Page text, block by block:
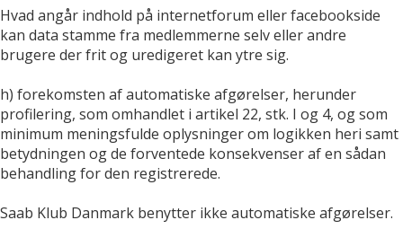
Hvad angår indhold på internetforum eller facebookside
kan data stamme fra medlemmerne selv eller andre
brugere der frit og uredigeret kan ytre sig.
h) forekomsten af automatiske afgørelser, herunder
profilering, som omhandlet i artikel 22, stk. I og 4, og som
minimum meningsfulde oplysninger om logikken heri samt
betydningen og de forventede konsekvenser af en sådan
behandling for den registrerede.
Saab Klub Danmark benytter ikke automatiske afgørelser.